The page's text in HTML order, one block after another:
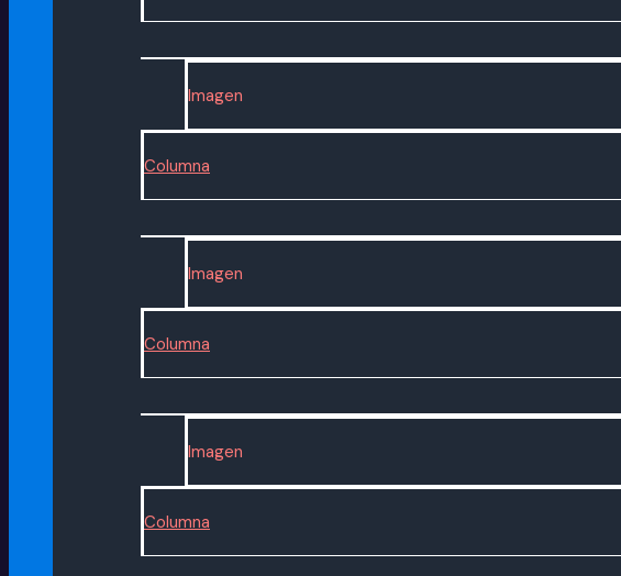
Imagen
Columna
Imagen
Columna
Imagen
Columna